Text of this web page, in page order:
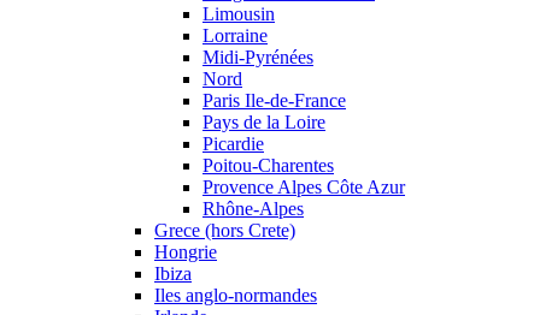
Limousin
Lorraine
Midi-Pyrénées
Nord
Paris Ile-de-France
Pays de la Loire
Picardie
Poitou-Charentes
Provence Alpes Côte Azur
Rhône-Alpes
Grece (hors Crete)
Hongrie
Ibiza
Iles anglo-normandes